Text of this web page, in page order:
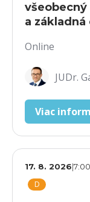
všeobecný
a
Online
JUDr.
Viac
17. 8. 2026|7:00
D